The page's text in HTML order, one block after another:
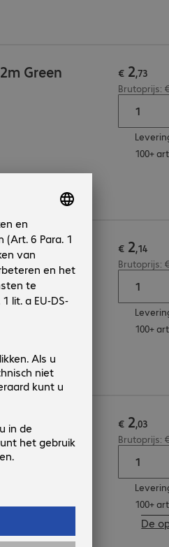
Green € 2,73
Brutoprijs:
100+
Green € 2,14
Brutoprijs:
100+
Green € 2,03
Brutoprijs:
100+
De